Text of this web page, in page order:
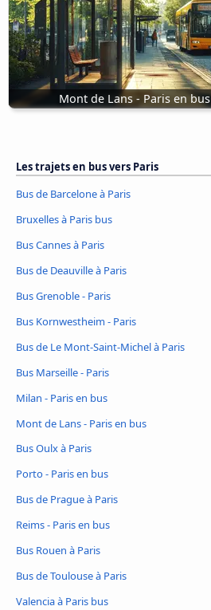
Mont de Lans - Paris en bus
Les trajets en bus vers Paris
Bus de Barcelone à Paris
Bruxelles à Paris bus
Bus Cannes à Paris
Bus de Deauville à Paris
Bus Grenoble - Paris
Bus Kornwestheim - Paris
Bus de Le Mont-Saint-Michel à Paris
Bus Marseille - Paris
Milan - Paris en bus
Mont de Lans - Paris en bus
Bus Oulx à Paris
Porto - Paris en bus
Bus de Prague à Paris
Reims - Paris en bus
Bus Rouen à Paris
Bus de Toulouse à Paris
Valencia à Paris bus